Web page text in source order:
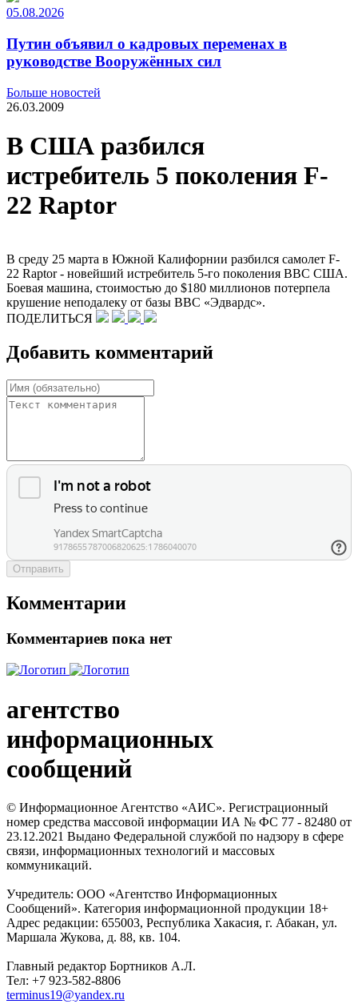
05.08.2026
Путин объявил о кадровых переменах в
руководстве Вооружённых сил
Больше новостей
26.03.2009
В США разбился
истребитель 5 поколения F-
22 Raptor
В среду 25 марта в Южной Калифорнии разбился самолет F-
22 Raptor - новейший истребитель 5-го поколения ВВС США.
Боевая машина, стоимостью до $180 миллионов потерпела
крушение неподалеку от базы ВВС «Эдвардс».
ПОДЕЛИТЬСЯ
Добавить комментарий
Отправить
Комментарии
Комментариев пока нет
агентство
информационных
сообщений
© Информационное Агентство «АИС». Регистрационный
номер средства массовой информации ИА № ФС 77 - 82480 от
23.12.2021 Выдано Федеральной службой по надзору в сфере
связи, информационных технологий и массовых
коммуникаций.
Учредитель: ООО «Агентство Информационных
Сообщений». Категория информационной продукции 18+
Адрес редакции: 655003, Республика Хакасия, г. Абакан, ул.
Маршала Жукова, д. 88, кв. 104.
Главный редактор Бортников А.Л.
Тел: +7 923-582-8806
terminus19@yandex.ru